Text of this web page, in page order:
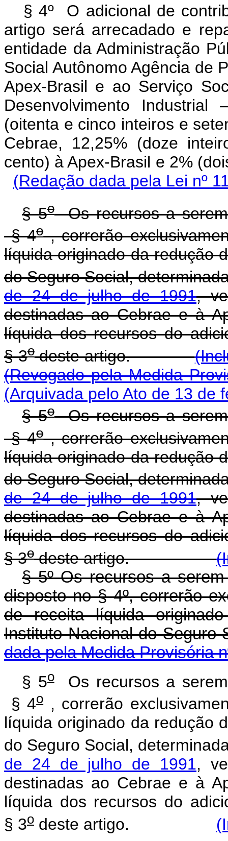
§ 4º O adicional de
artigo será arrecadado e
entidade da Administração
Social Autônomo Agência de
Apex-Brasil e ao Serviço
Desenvolvimento
(oitenta e cinco inteiros e
Cebrae, 12,25% (doze
cento) à Apex-Brasil e
(Redação dada pela Lei nº
§ 5oOs recursos a serem
§ 4o, correrão
líquida originado da redução
do Seguro Social,
de 24 de julho de 1991,
destinadas ao Cebrae e à
líquida dos recursos do
§ 3odeste artigo.
(Revogado pela Medida
(Arquivada pelo Ato de 13 de
§ 5oOs recursos a serem
§ 4o, correrão
líquida originado da redução
do Seguro Social,
de 24 de julho de 1991,
destinadas ao Cebrae e à
líquida dos recursos do
§ 3odeste artigo.
§ 5ºOs recursos a serem
disposto no § 4º, correrão
de receita líquida
Instituto Nacional do
dada pela Medida Provisória
§ 5oOs recursos a serem
§ 4o, correrão
líquida originado da redução
do Seguro Social,
de 24 de julho de 1991,
destinadas ao Cebrae e à
líquida dos recursos do
§ 3o deste artigo.